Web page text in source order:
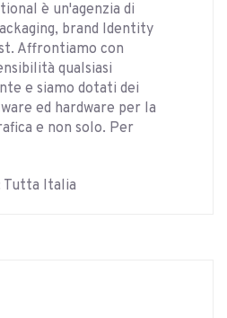
è un'agenzia di
brand Identity
Affrontiamo con
qualsiasi
e siamo dotati dei
ed hardware per la
e non solo. Per
Tutta Italia